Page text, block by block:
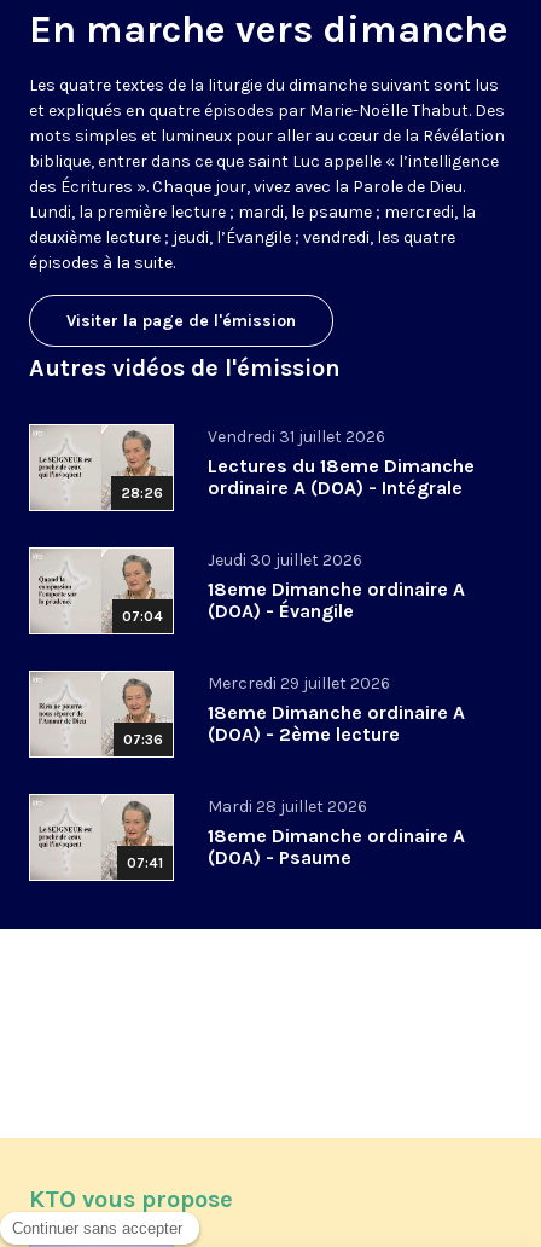
En marche vers dimanche
Les quatre textes de la liturgie du dimanche suivant sont lus
et expliqués en quatre épisodes par Marie-Noëlle Thabut. Des
mots simples et lumineux pour aller au cœur de la Révélation
biblique, entrer dans ce que saint Luc appelle « l’intelligence
des Écritures ». Chaque jour, vivez avec la Parole de Dieu.
Lundi, la première lecture ; mardi, le psaume ; mercredi, la
deuxième lecture ; jeudi, l’Évangile ; vendredi, les quatre
épisodes à la suite.
Visiter la page de l'émission
Autres vidéos de l'émission
28:26
Vendredi 31 juillet 2026
Lectures du 18eme Dimanche
ordinaire A (DOA) - Intégrale
07:04
Jeudi 30 juillet 2026
18eme Dimanche ordinaire A
(DOA) - Évangile
07:36
Mercredi 29 juillet 2026
18eme Dimanche ordinaire A
(DOA) - 2ème lecture
07:41
Mardi 28 juillet 2026
18eme Dimanche ordinaire A
(DOA) - Psaume
KTO vous propose